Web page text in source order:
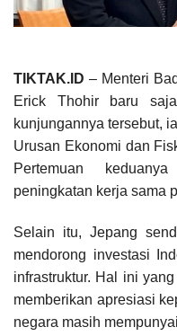
TIKTAK.ID – Menteri
Erick Thohir baru
kunjungannya tersebut,
Urusan Ekonomi dan
Pertemuan
peningkatan kerja sama
Selain itu, Jepang
mendorong investasi
infrastruktur. Hal ini
memberikan apresiasi
negara masih